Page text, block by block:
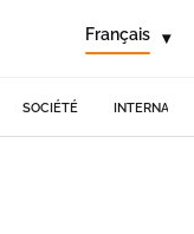
Français ▾
SOCIÉTÉ